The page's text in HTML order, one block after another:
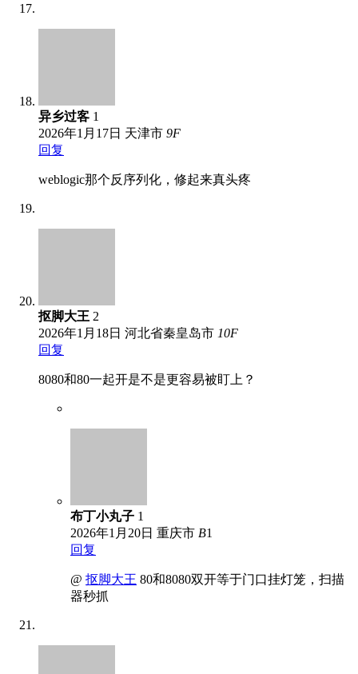
异乡过客 1
2026年1月17日 天津市 9F
回复
weblogic那个反序列化，修起来真头疼
抠脚大王 2
2026年1月18日 河北省秦皇岛市 10F
回复
8080和80一起开是不是更容易被盯上？
布丁小丸子 1
2026年1月20日 重庆市 B1
回复
@ 抠脚大王 80和8080双开等于门口挂灯笼，扫描
器秒抓